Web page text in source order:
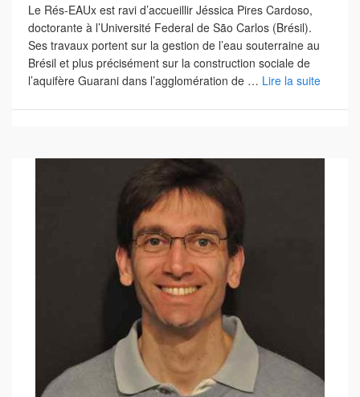
Le Rés-EAUx est ravi d’accueillir Jéssica Pires Cardoso,
doctorante à l’Université Federal de São Carlos (Brésil).
Ses travaux portent sur la gestion de l’eau souterraine au
Brésil et plus précisément sur la construction sociale de
l’aquifère Guarani dans l’agglomération de … Lire la suite